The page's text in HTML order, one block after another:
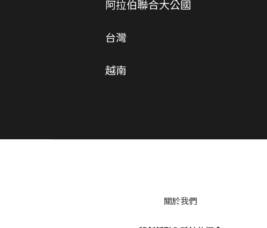
阿拉伯聯合大公國
台灣
越南
關於我們